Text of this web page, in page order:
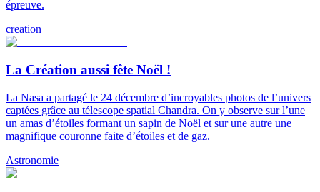
épreuve.
creation
La Création aussi fête Noël !
La Nasa a partagé le 24 décembre d’incroyables photos de l’univers
captées grâce au télescope spatial Chandra. On y observe sur l’une
un amas d’étoiles formant un sapin de Noël et sur une autre une
magnifique couronne faite d’étoiles et de gaz.
Astronomie